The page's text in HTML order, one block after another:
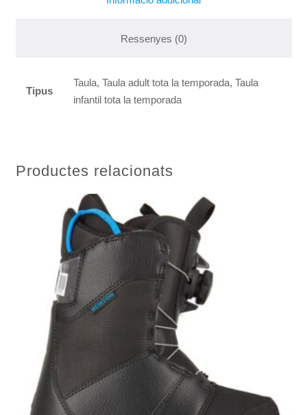
Ressenyes (0)
Tipus
Taula, Taula adult tota la temporada, Taula
infantil tota la temporada
Productes relacionats